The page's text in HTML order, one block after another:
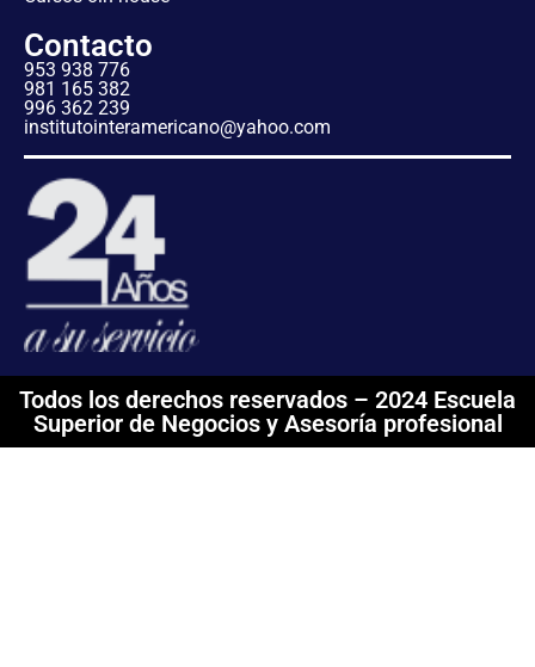
Contacto
953 938 776
981 165 382
996 362 239
institutointeramericano@yahoo.com
Todos los derechos reservados – 2024 Escuela
Superior de Negocios y Asesoría profesional